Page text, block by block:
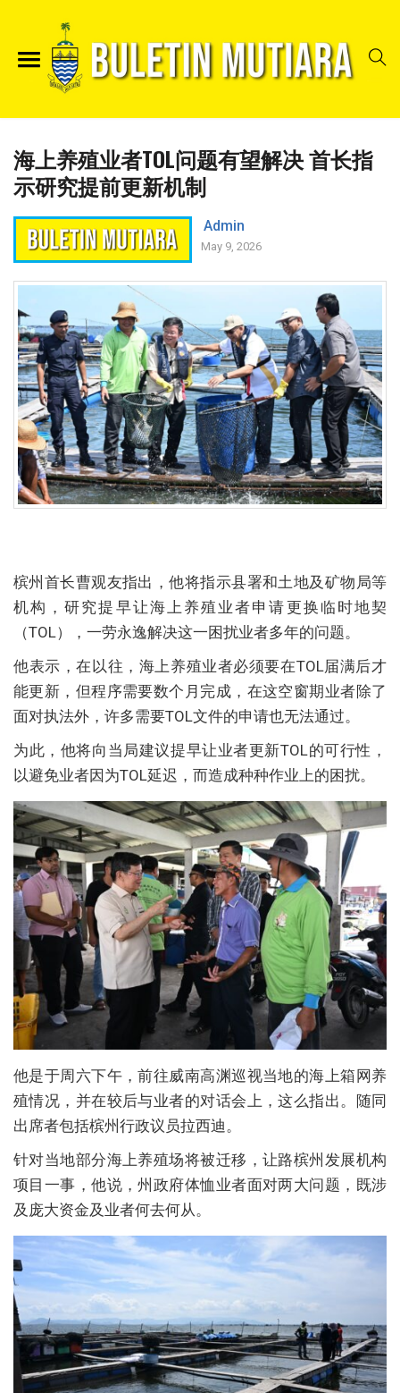
海上养殖业者TOL问题有望解决 首长指
示研究提前更新机制
Admin
May 9, 2026
槟州首长曹观友指出，他将指示县署和土地及矿物局等
机构，研究提早让海上养殖业者申请更换临时地契
（TOL），一劳永逸解决这一困扰业者多年的问题。
他表示，在以往，海上养殖业者必须要在TOL届满后才
能更新，但程序需要数个月完成，在这空窗期业者除了
面对执法外，许多需要TOL文件的申请也无法通过。
为此，他将向当局建议提早让业者更新TOL的可行性，
以避免业者因为TOL延迟，而造成种种作业上的困扰。
他是于周六下午，前往威南高渊巡视当地的海上箱网养
殖情况，并在较后与业者的对话会上，这么指出。随同
出席者包括槟州行政议员拉西迪。
针对当地部分海上养殖场将被迁移，让路槟州发展机构
项目一事，他说，州政府体恤业者面对两大问题，既涉
及庞大资金及业者何去何从。